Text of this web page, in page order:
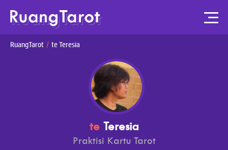
Konsultasi
Apa itu Tarot?
Tentang Kami
Artikel
RuangTarot / te Teresia
te Teresia
Praktisi Kartu Tarot